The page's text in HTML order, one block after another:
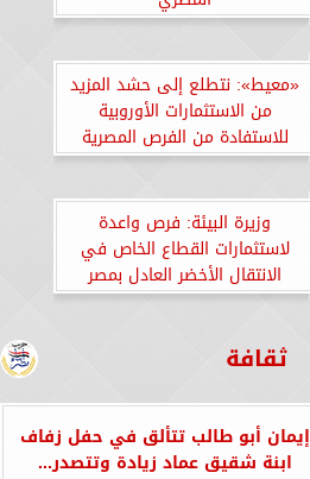
«معيط»: نتطلع إلى حشد المزيد
من الاستثمارات الأوروبية
للاستفادة من الفرص المصرية
الواعدة فى الإنتاج والتصدير
وزيرة البيئة: فرص واعدة
لاستثمارات القطاع الخاص في
الانتقال الأخضر العادل بمصر
ثقافة
إيمان أبو طالب تتألق في حفل زفاف
ابنة شقيق عماد زيادة وتتصدر...